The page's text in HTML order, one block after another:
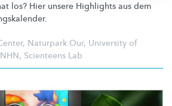
los? Hier unsere Highlights aus dem
, Naturpark Our, University of
, Scienteens Lab